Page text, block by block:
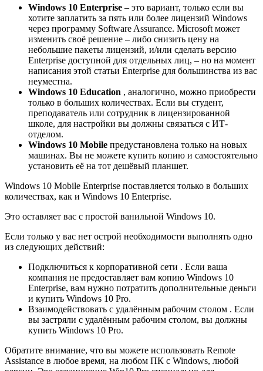
Windows 10 Enterprise – это вариант, только если вы
хотите заплатить за пять или более лицензий Windows
через программу Software Assurance. Microsoft может
изменить своё решение – либо снизить цену на
небольшие пакеты лицензий, и/или сделать версию
Enterprise доступной для отдельных лиц, – но на момент
написания этой статьи Enterprise для большинства из вас
неуместна.
Windows 10 Education , аналогично, можно приобрести
только в больших количествах. Если вы студент,
преподаватель или сотрудник в лицензированной
школе, для настройки вы должны связаться с ИТ-
отделом.
Windows 10 Mobile предустановлена только на новых
машинах. Вы не можете купить копию и самостоятельно
установить её на тот дешёвый планшет.
Windows 10 Mobile Enterprise поставляется только в больших
количествах, как и Windows 10 Enterprise.
Это оставляет вас с простой ванильной Windows 10.
Если только у вас нет острой необходимости выполнять одно
из следующих действий:
Подключиться к корпоративной сети . Если ваша
компания не предоставляет вам копию Windows 10
Enterprise, вам нужно потратить дополнительные деньги
и купить Windows 10 Pro.
Взаимодействовать с удалённым рабочим столом . Если
вы застряли с удалённым рабочим столом, вы должны
купить Windows 10 Pro.
Обратите внимание, что вы можете использовать Remote
Assistance в любое время, на любом ПК с Windows, любой